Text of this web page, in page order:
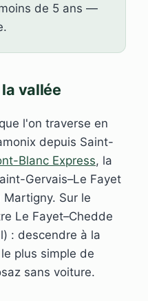
de 5 ans —
vallée
l'on traverse en
depuis Saint-
Blanc Express, la
Gervais–Le Fayet
Sur le
Le Fayet–Chedde
: descendre à la
plus simple de
sans voiture.